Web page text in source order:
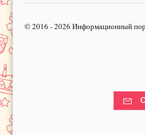
© 2016 - 2026 Информационный